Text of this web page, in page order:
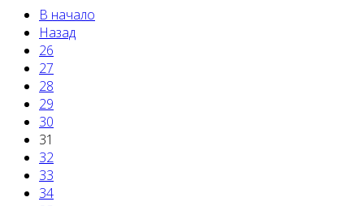
В начало
Назад
26
27
28
29
30
31
32
33
34